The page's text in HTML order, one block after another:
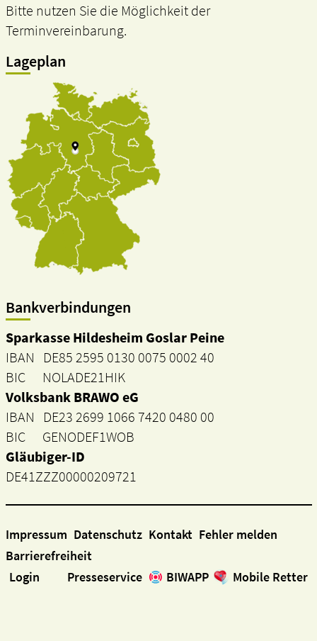
Bitte nutzen Sie die Möglichkeit der
Terminvereinbarung.
Lageplan
Bankverbindungen
Sparkasse Hildesheim Goslar Peine
IBAN DE85 2595 0130 0075 0002 40
BIC NOLADE21HIK
Volksbank BRAWO eG
IBAN DE23 2699 1066 7420 0480 00
BIC GENODEF1WOB
Gläubiger-ID
DE41ZZZ00000209721
Impressum Datenschutz Kontakt Fehler melden
Barrierefreiheit
Login
Presseservice BIWAPP Mobile Retter